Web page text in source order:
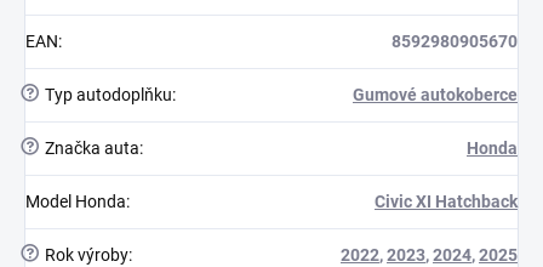
EAN: 8592980905670
? Typ autodoplňku: Gumové autokoberce
? Značka auta: Honda
Model Honda: Civic XI Hatchback
? Rok výroby: 2022,2023,2024,2025